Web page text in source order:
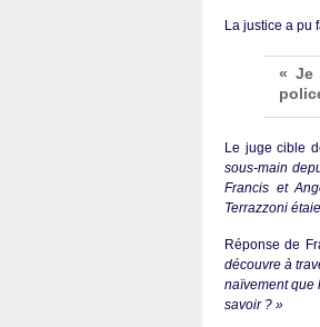
La justice a pu
« Je
Le juge cible
sous-main
Francis et
Terrazzoni
Réponse de
découvre à
naïvement que
savoir ? »